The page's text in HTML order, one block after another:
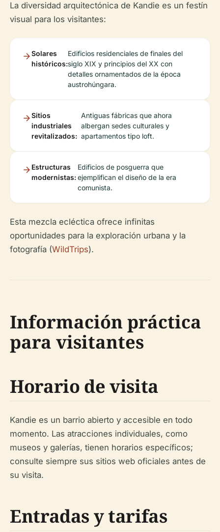
La diversidad arquitectónica de Kandie es un festín
visual para los visitantes:
Solares
históricos:
Edificios residenciales de finales del
siglo XIX y principios del XX con
detalles ornamentados de la época
austrohúngara.
Sitios
industriales
revitalizados:
Antiguas fábricas que ahora
albergan sedes culturales y
apartamentos tipo loft.
Estructuras
modernistas:
Edificios de posguerra que
ejemplifican el diseño de la era
comunista.
Esta mezcla ecléctica ofrece infinitas
oportunidades para la exploración urbana y la
fotografía (WildTrips).
Información práctica
para visitantes
Horario de visita
Kandie es un barrio abierto y accesible en todo
momento. Las atracciones individuales, como
museos y galerías, tienen horarios específicos;
consulte siempre sus sitios web oficiales antes de
su visita.
Entradas y tarifas